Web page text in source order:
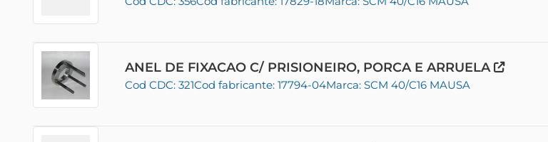
ANEL DE FIXACAO C/ PRISIONEIRO, PORCA E ARRUELA
Cod CDC: 321Cod fabricante: 17794-04Marca: SCM 40/C16 MAUSA